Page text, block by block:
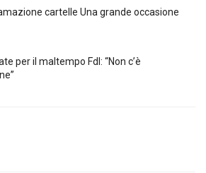
cartelle Una grande occasione
per il maltempo FdI: “Non c’è